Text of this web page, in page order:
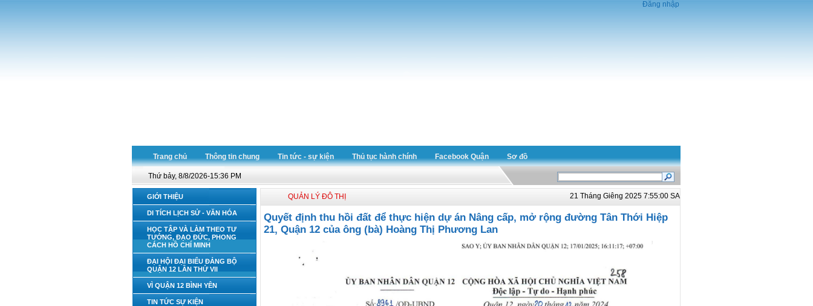
Đăng nhập
Trang chủ Thông tin chung Tin tức - sự kiện Thủ tục hành chính Facebook Quận Sơ đồ
Thứ bảy, 8/8/2026-15:36 PM
GIỚI THIỆU
DI TÍCH LỊCH SỬ - VĂN HÓA
HỌC TẬP VÀ LÀM THEO TƯ
TƯỞNG, ĐẠO ĐỨC, PHONG
CÁCH HỒ CHÍ MINH
ĐẠI HỘI ĐẠI BIỂU ĐẢNG BỘ
QUẬN 12 LẦN THỨ VII
VÌ QUẬN 12 BÌNH YÊN
TIN TỨC SỰ KIỆN
QUẢN LÝ ĐÔ THỊ 21 Tháng Giêng 2025 7:55:00 SA
Quyết định thu hồi đất để thực hiện dự án Nâng cấp, mở rộng đường Tân Thới Hiệp
21, Quận 12 của ông (bà) Hoàng Thị Phương Lan